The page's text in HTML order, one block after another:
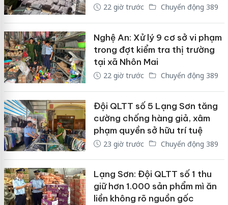
22 giờ trước Chuyển động 389
Nghệ An: Xử lý 9 cơ sở vi phạm
trong đợt kiểm tra thị trường
tại xã Nhôn Mai
22 giờ trước Chuyển động 389
Đội QLTT số 5 Lạng Sơn tăng
cường chống hàng giả, xâm
phạm quyền sở hữu trí tuệ
23 giờ trước Chuyển động 389
Lạng Sơn: Đội QLTT số 1 thu
giữ hơn 1.000 sản phẩm mì ăn
liền không rõ nguồn gốc